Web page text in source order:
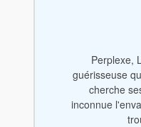
Perplexe,
guérisseuse
cherche
inconnue